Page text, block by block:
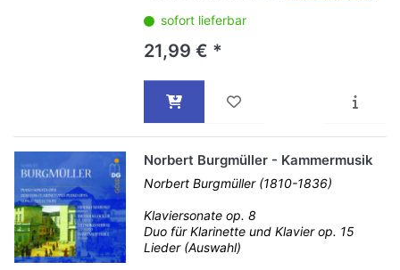
sofort lieferbar
21,99 € *
Norbert Burgmüller - Kammermusik
Norbert Burgmüller (1810-1836)
Klaviersonate op. 8
Duo für Klarinette und Klavier op. 15
Lieder (Auswahl)